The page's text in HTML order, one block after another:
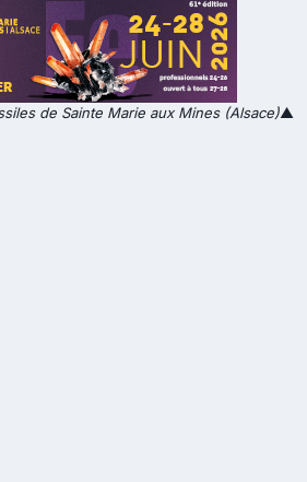
de Sainte Marie aux Mines (Alsace)▲